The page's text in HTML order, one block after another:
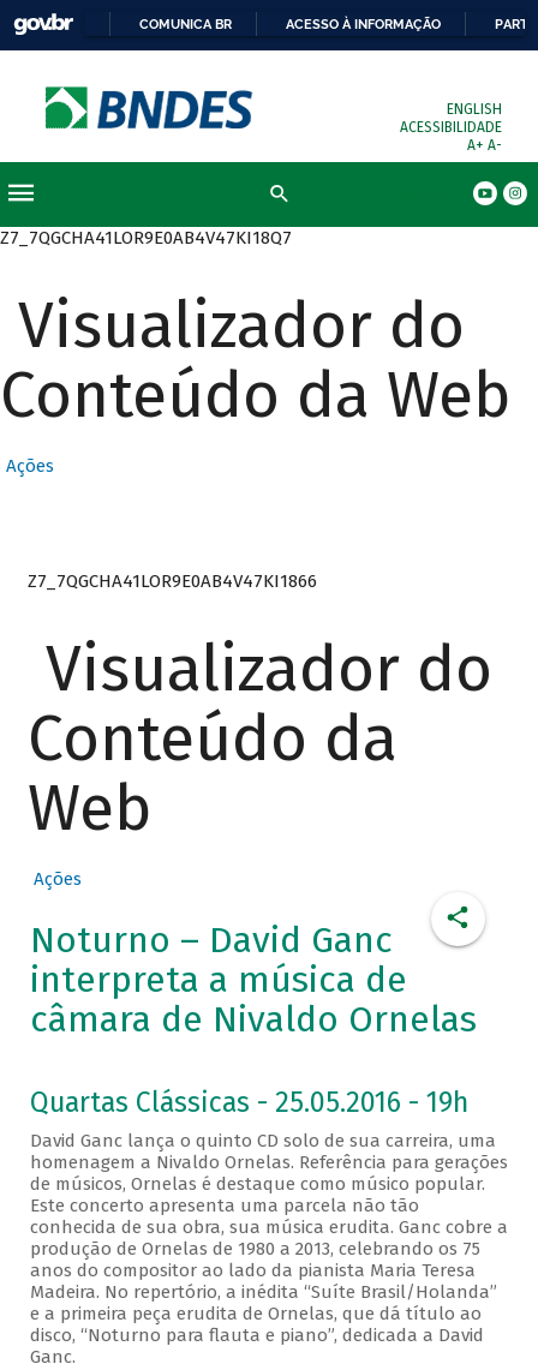
COMUNICA BR ACESSO À INFORMAÇÃO
ENGLISH
ACESSIBILIDADE
A+ A-
Z7_7QGCHA41LOR9E0AB4V47KI18Q7
Visualizador do
Conteúdo da Web
Ações
Z7_7QGCHA41LOR9E0AB4V47KI1866
Visualizador do
Conteúdo da
Web
Ações
Noturno – David Ganc
interpreta a música de
câmara de Nivaldo Ornelas
Quartas Clássicas - 25.05.2016 - 19h
David Ganc lança o quinto CD solo de sua carreira, uma
homenagem a Nivaldo Ornelas. Referência para gerações
de músicos, Ornelas é destaque como músico popular.
Este concerto apresenta uma parcela não tão
conhecida de sua obra, sua música erudita. Ganc cobre a
produção de Ornelas de 1980 a 2013, celebrando os 75
anos do compositor ao lado da pianista Maria Teresa
Madeira. No repertório, a inédita “Suíte Brasil/Holanda”
e a primeira peça erudita de Ornelas, que dá título ao
disco, “Noturno para flauta e piano”, dedicada a David
Ganc.